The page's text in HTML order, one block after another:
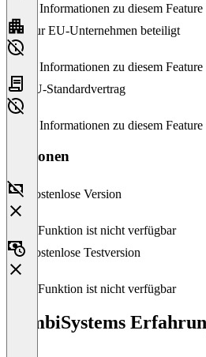
Keine Informationen zu diesem Feature
Nur EU-Unternehmen beteiligt
Keine Informationen zu diesem Feature
EU-Standardvertrag
Keine Informationen zu diesem Feature
Versionen
Kostenlose Version
Diese Funktion ist nicht verfügbar
Kostenlose Testversion
Diese Funktion ist nicht verfügbar
CombiSystems